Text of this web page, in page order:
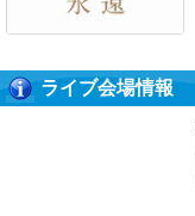
ライブ会場情報